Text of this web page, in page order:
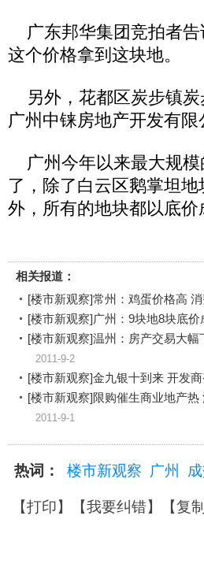
广东邦华集团竞拍者告
这个价格拿到这块地。
另外，花都区炭步镇炭
广州中铼房地产开发有
广州今年以来最大规模
了，除了白云区鹅掌坦
外，所有的地块都以底价
相关报道：
[楼市新观察]常州：鸡蛋价格高
[楼市新观察]广州：9块地8块底价
[楼市新观察]温州：房产交易大
2011-9-2
[楼市新观察]金九银十到来 开发
[楼市新观察]限购催生商业地产热
2011-9-1
热词： 楼市新观察 广州
【打印】【我要纠错】【复